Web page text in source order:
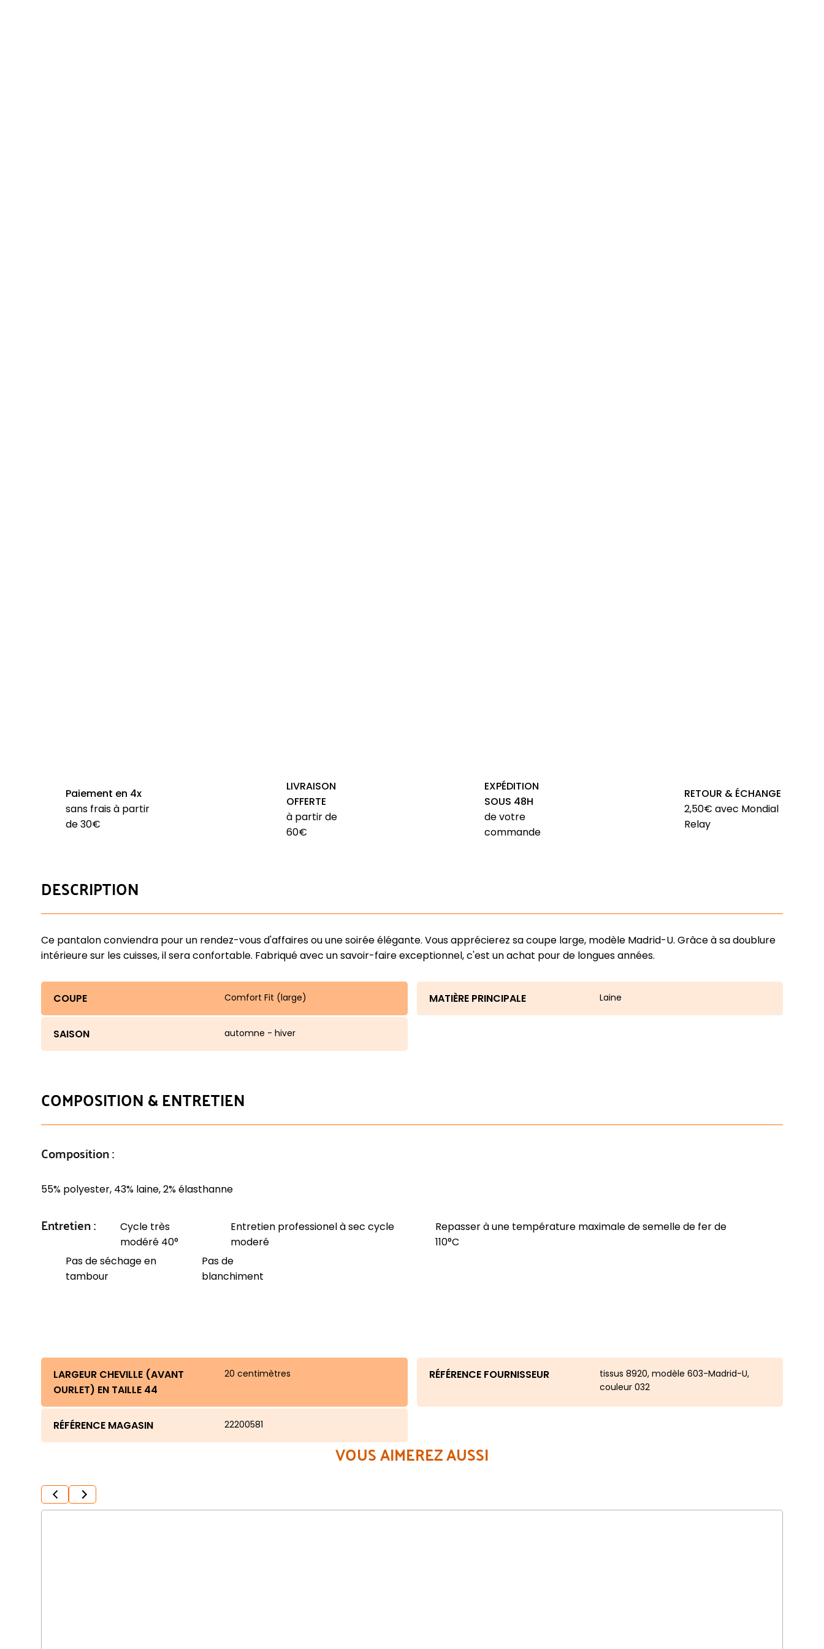
Paiement en 4x
sans frais à partir
de 30€
LIVRAISON
OFFERTE
à partir de
60€
EXPÉDITION
SOUS 48H
de votre
commande
RETOUR & ÉCHANGE
2,50€ avec Mondial
Relay
DESCRIPTION
Ce pantalon conviendra pour un rendez-vous d'affaires ou une soirée élégante. Vous apprécierez sa coupe large, modèle Madrid-U. Grâce à sa doublure
intérieure sur les cuisses, il sera confortable. Fabriqué avec un savoir-faire exceptionnel, c'est un achat pour de longues années.
COUPE Comfort Fit (large) MATIÈRE PRINCIPALE Laine
SAISON automne - hiver
COMPOSITION & ENTRETIEN
Composition :
55% polyester, 43% laine, 2% élasthanne
Entretien :
Cycle très
modéré 40°
Entretien professionel à sec cycle
moderé
Repasser à une température maximale de semelle de fer de
110°C
Pas de séchage en
tambour
Pas de
blanchiment
LARGEUR CHEVILLE (AVANT
OURLET) EN TAILLE 44
20 centimètres RÉFÉRENCE FOURNISSEUR
tissus 8920, modèle 603-Madrid-U,
couleur 032
RÉFÉRENCE MAGASIN 22200581
VOUS AIMEREZ AUSSI